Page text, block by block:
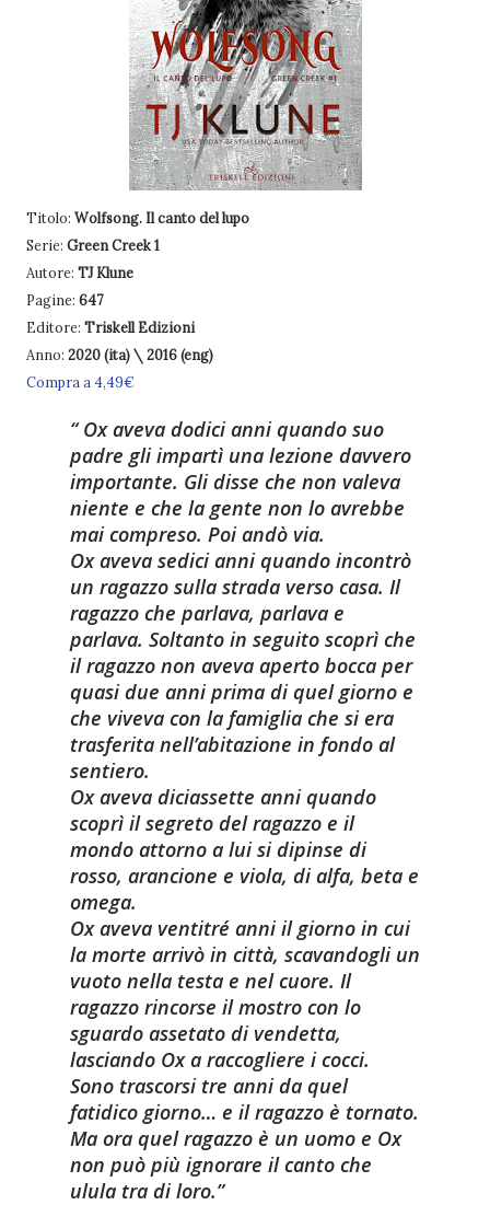
Titolo: Wolfsong. Il canto del lupo
Serie: Green Creek 1
Autore: TJ Klune
Pagine: 647
Editore: Triskell Edizioni
Anno: 2020 (ita) \ 2016 (eng)
Compra a 4,49€
Ox aveva dodici anni quando suo
padre gli impartì una lezione davvero
importante. Gli disse che non valeva
niente e che la gente non lo avrebbe
mai compreso. Poi andò via.
Ox aveva sedici anni quando incontrò
un ragazzo sulla strada verso casa. Il
ragazzo che parlava, parlava e
parlava. Soltanto in seguito scoprì che
il ragazzo non aveva aperto bocca per
quasi due anni prima di quel giorno e
che viveva con la famiglia che si era
trasferita nell’abitazione in fondo al
sentiero.
Ox aveva diciassette anni quando
scoprì il segreto del ragazzo e il
mondo attorno a lui si dipinse di
rosso, arancione e viola, di alfa, beta e
omega.
Ox aveva ventitré anni il giorno in cui
la morte arrivò in città, scavandogli un
vuoto nella testa e nel cuore. Il
ragazzo rincorse il mostro con lo
sguardo assetato di vendetta,
lasciando Ox a raccogliere i cocci.
Sono trascorsi tre anni da quel
fatidico giorno… e il ragazzo è tornato.
Ma ora quel ragazzo è un uomo e Ox
non può più ignorare il canto che
ulula tra di loro.